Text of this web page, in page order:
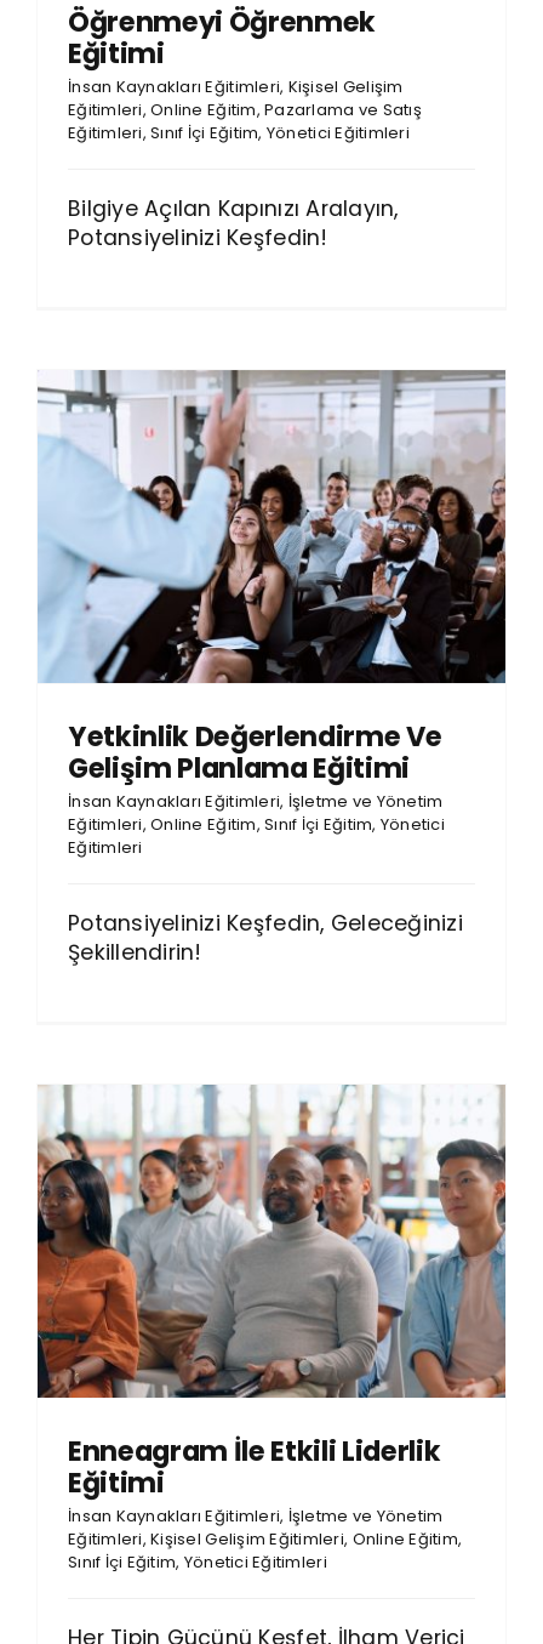
Öğrenmeyi Öğrenmek
Eğitimi
İnsan Kaynakları Eğitimleri, Kişisel Gelişim
Eğitimleri,Online Eğitim,Pazarlama ve Satış
Eğitimleri,Sınıf İçi Eğitim, Yönetici Eğitimleri
Bilgiye Açılan Kapınızı Aralayın,
Potansiyelinizi Keşfedin!
Yetkinlik Değerlendirme Ve
Gelişim Planlama Eğitimi
İnsan Kaynakları Eğitimleri, İşletme ve Yönetim
Eğitimleri,Online Eğitim,Sınıf İçi Eğitim, Yönetici
Eğitimleri
Potansiyelinizi Keşfedin, Geleceğinizi
Şekillendirin!
Enneagram İle Etkili Liderlik
Eğitimi
İnsan Kaynakları Eğitimleri, İşletme ve Yönetim
Eğitimleri,Kişisel Gelişim Eğitimleri, Online Eğitim,
Sınıf İçi Eğitim, Yönetici Eğitimleri
Her Tipin Gücünü Keşfet, İlham Verici